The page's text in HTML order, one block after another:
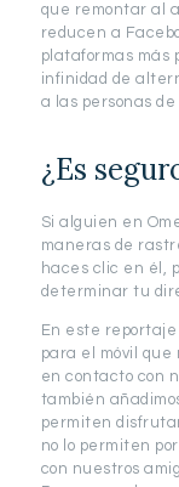
que remontar al
reducen a
plataformas más
infinidad de
a las personas
¿Es
Si alguien en
maneras de
haces clic en él,
determinar tu
En este
para el móvil
en contacto con
también
permiten
no lo permiten
con nuestros